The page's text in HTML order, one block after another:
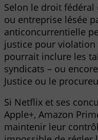
Selon le droit
ou entreprise lésée
anticoncurrentielle
justice pour
pourrait inclure les
syndicats – ou
Justice ou le
Si Netflix et ses
Apple+, Amazon
maintenir leur